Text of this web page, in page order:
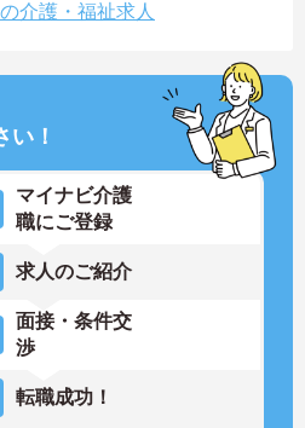
介護・福祉求人
い！
マイナビ介護
職にご登録
求人のご紹介
面接・条件交
渉
転職成功！